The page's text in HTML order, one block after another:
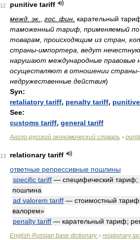
12
punitive tariff
межд. эк.
гос. фин. карательный
таможенный тариф, применяемый
товарам, происходящим из стран,
страны-импортера, ведут
нарушают международные правовые
осуществляют в отношении страны-
недружественные действия)
Syn:
retaliatory tariff, penalty tariff,
See:
customs tariff, general tariff
Англо-русский экономический словарь >
13
relationary tariff
ответные репрессивные пошлины
specific tariff — специфический тариф;
пошлина
ad valorem tariff — стоимостный
валорем»
penalty tariff — карательный тариф;
English-Russian base dictionary> relationary